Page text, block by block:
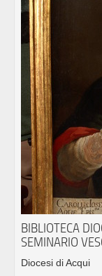
BIBLIOTECA
SEMINARIO
Diocesi di Acqui